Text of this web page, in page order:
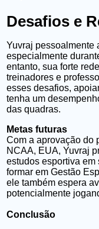
Desafios e
Yuvraj pessoalmente
especialmente
entanto, sua forte
treinadores e
esses desafios,
tenha um
das quadras.
Metas futuras
Com a aprovação do
NCAA, EUA, Yuvraj
estudos esportiva
formar em Gestão
ele também espera
potencialmente
Conclusão